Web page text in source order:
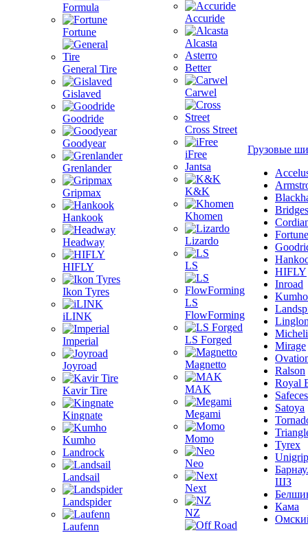
Formula
Fortune
General Tire
Gislaved
Goodride
Goodyear
Grenlander
Gripmax
Hankook
Headway
HIFLY
Ikon Tyres
iLINK
Imperial
Joyroad
Kavir Tire
Kingnate
Kumho
Landrock
Landsail
Landspider
Laufenn
Accuride
Alcasta
Asterro
Better
Carwel
Cross Street
iFree
Jantsa
K&K
Khomen
Lizardo
LS
LS
FlowForming
LS Forged
Magnetto
MAK
Megami
Momo
Neo
Next
NZ
Грузовые
Fortune
HIFLY
Inroad
Kumho
Mirage
Ralson
Royal
Satoya
Tyrex
Unigrip
ШЗ
Кама